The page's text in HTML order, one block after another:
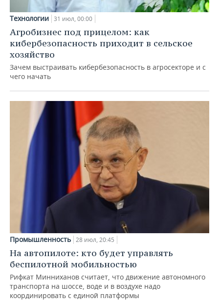
Технологии 31 июл, 00:00
Агробизнес под прицелом: как
кибербезопасность приходит в сельское
хозяйство
Зачем выстраивать кибербезопасность в агросекторе и с
чего начать
Промышленность 28 июл, 20:45
На автопилоте: кто будет управлять
беспилотной мобильностью
Рифкат Минниханов считает, что движение автономного
транспорта на шоссе, воде и в воздухе надо
координировать с единой платформы